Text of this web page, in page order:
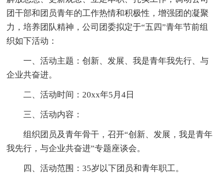
团干部和团员青年的工作热情和积极性，增强团的凝聚
力，培养团队精神，公司团委拟定于“五四”青年节前组
织如下活动：
一、活动主题：创新、发展、我是青年我先行、与
企业共奋进。
二、活动时间：20xx年5月4日
三、活动内容：
组织团员及青年骨干，召开“创新、发展，我是青年
我先行，与企业共奋进”专题座谈会。
四、活动范围：35岁以下团员和青年职工。